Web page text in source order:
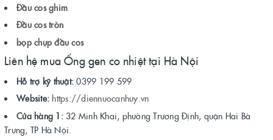
Đầu cos ghim
Đầu cos tròn
bọp chụp đầu cos
Liên hệ mua Ống gen co nhiệt tại Hà Nội
Hỗ trợ kỹ thuật: 0399 199 599
Website: https://diennuocanhuy.vn
Cửa hàng 1: 32 Minh Khai, phường Trương Định, quận Hai Bà
Trưng, TP Hà Nội.